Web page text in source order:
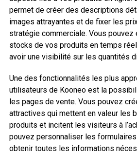
permet de créer des descriptions
images attrayantes et de fixer les
stratégie commerciale. Vous pouvez
stocks de vos produits en temps
avoir une visibilité sur les quantités
Une des fonctionnalités les plus
utilisateurs de Kooneo est la
les pages de vente. Vous pouvez
attractives qui mettent en valeur les
produits et incitent les visiteurs à
pouvez personnaliser les
obtenir toutes les informations